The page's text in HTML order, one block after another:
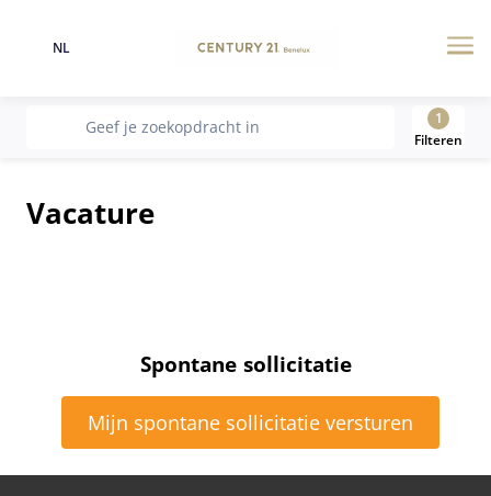
Taal
NL
recherche
Geef je zoekopdracht in
1
Filteren
Vacature
Spontane sollicitatie
Mijn spontane sollicitatie versturen